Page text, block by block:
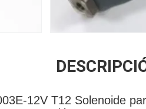
12V T12 Solenoide